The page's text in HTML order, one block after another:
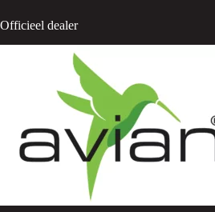
Officieel dealer